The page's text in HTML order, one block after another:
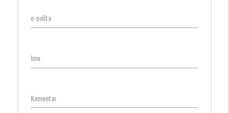
e-pošta
Ime
Komentar